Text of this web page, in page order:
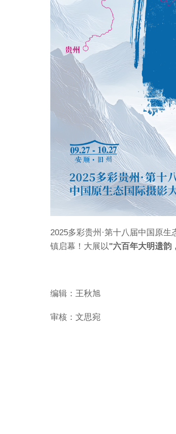
2025多彩贵州·第十八届中国原
镇启幕！大展以"六百年大明遗韵
编辑：王秋旭
审核：文思宛